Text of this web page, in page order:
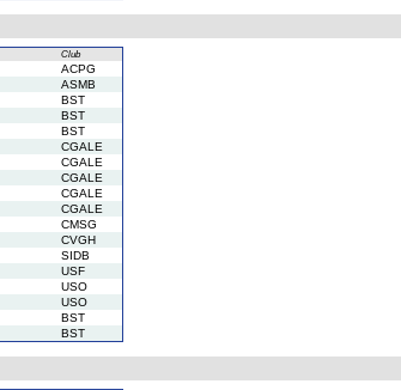
Club
ACPG
ASMB
BST
BST
BST
CGALE
CGALE
CGALE
CGALE
CGALE
CMSG
CVGH
SIDB
USF
USO
USO
BST
BST